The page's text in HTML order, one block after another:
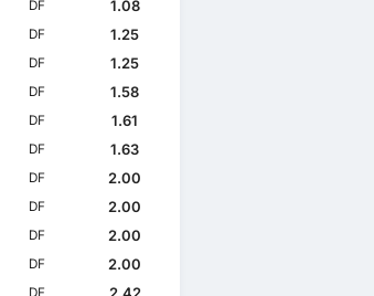
DF
1.08
DF
1.25
DF
1.25
DF
1.58
DF
1.61
DF
1.63
DF
2.00
DF
2.00
DF
2.00
DF
2.00
DF